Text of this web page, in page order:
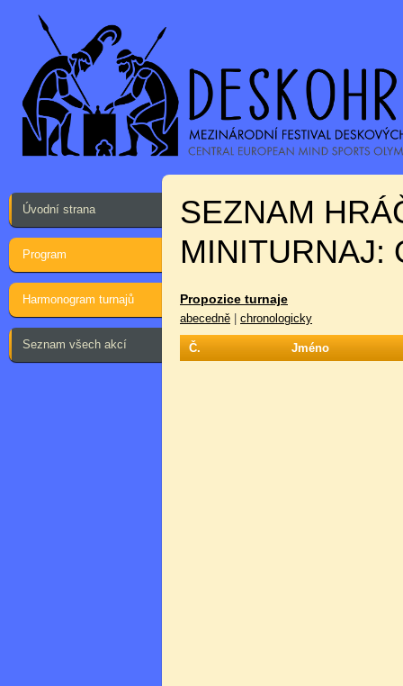
Úvodní strana
Program
Harmonogram turnajů
Seznam všech akcí
SEZNAM
MINITURNAJ:
Propozice turnaje
abecedně chronologicky
Č. Jméno